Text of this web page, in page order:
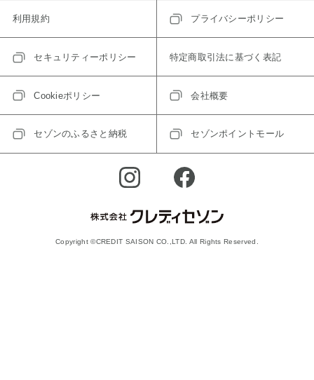
利用規約 プライバシーポリシー
セキュリティーポリシー 特定商取引法に基づく表記
Cookieポリシー 会社概要
セゾンのふるさと納税 セゾンポイントモール
Copyright ©CREDIT SAISON CO.,LTD. All Rights Reserved.